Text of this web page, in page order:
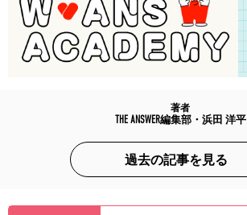
著者
THE ANSWER編集部・浜田 洋平
過去の記事を見る